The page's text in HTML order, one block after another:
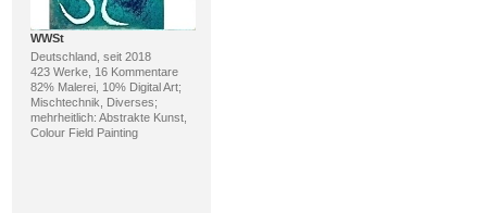
WWSt
Deutschland, seit 2018
423 Werke, 16 Kommentare
82% Malerei, 10% Digital Art;
Mischtechnik, Diverses;
mehrheitlich: Abstrakte Kunst,
Colour Field Painting